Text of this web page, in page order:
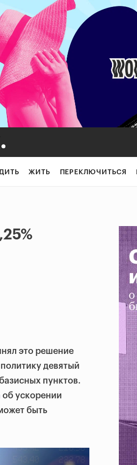
ЖИТЬ ПЕРЕКЛЮЧИТЬСЯ
это решение
девятый
пунктов.
об ускорении
быть